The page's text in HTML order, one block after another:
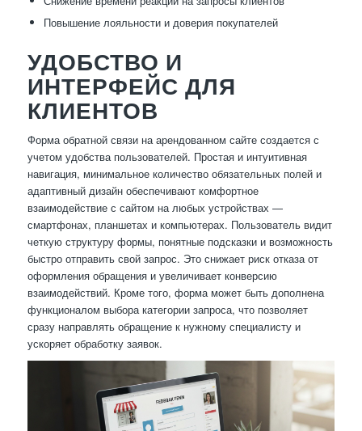
Повышение лояльности и доверия покупателей
УДОБСТВО И
ИНТЕРФЕЙС ДЛЯ
КЛИЕНТОВ
Форма обратной связи на арендованном сайте создается с
учетом удобства пользователей. Простая и интуитивная
навигация, минимальное количество обязательных полей и
адаптивный дизайн обеспечивают комфортное
взаимодействие с сайтом на любых устройствах —
смартфонах, планшетах и компьютерах. Пользователь видит
четкую структуру формы, понятные подсказки и возможность
быстро отправить свой запрос. Это снижает риск отказа от
оформления обращения и увеличивает конверсию
взаимодействий. Кроме того, форма может быть дополнена
функционалом выбора категории запроса, что позволяет
сразу направлять обращение к нужному специалисту и
ускоряет обработку заявок.